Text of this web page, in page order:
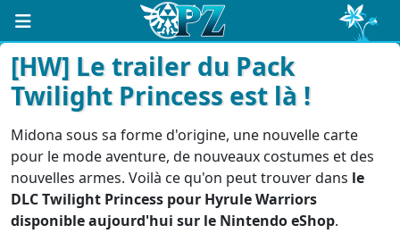
[HW] Le trailer du Pack
Twilight Princess est là !
Midona sous sa forme d'origine, une nouvelle carte
pour le mode aventure, de nouveaux costumes et des
nouvelles armes. Voilà ce qu'on peut trouver dans le
DLC Twilight Princess pour Hyrule Warriors
disponible aujourd'hui sur le Nintendo eShop.